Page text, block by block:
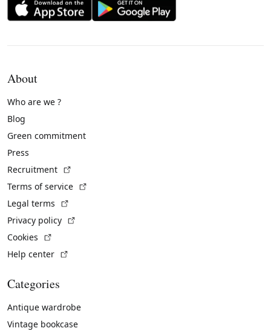
About
Who are we ?
Blog
Green commitment
Press
Recruitment
Terms of service
Legal terms
Privacy policy
Cookies
Help center
Categories
Antique wardrobe
Vintage bookcase